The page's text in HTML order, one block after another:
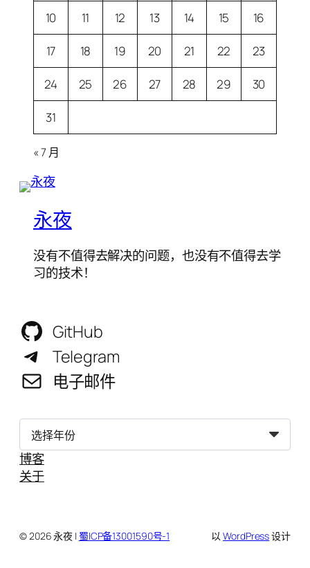
10 11 12 13 14 15 16
17 18 19 20 21 22 23
24 25 26 27 28 29 30
31
« 7 月
永夜
没有不值得去解决的问题，也没有不值得去学
习的技术！
GitHub
Telegram
电子邮件
归
博客
关于
© 2026 永夜 | 蜀ICP备13001590号-1 以WordPress设计